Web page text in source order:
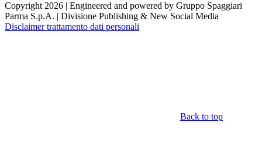
Copyright 2026 | Engineered and powered by Gruppo Spaggiari
Parma S.p.A. | Divisione Publishing & New Social Media
Disclaimer trattamento dati personali
Back to top